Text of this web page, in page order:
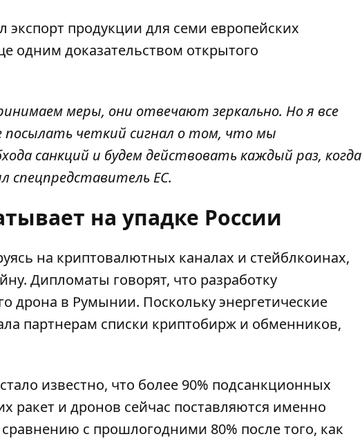
продукции для семи европейских
одним доказательством открытого
меры, они отвечают зеркально. Но я все
четкий сигнал о том, что мы
санкций и будем действовать каждый раз, когда
спецпредставитель ЕС.
на упадке России
на криптовалютных каналах и стейблкоинах,
Дипломаты говорят, что разработку
дрона в Румынии. Поскольку энергетические
партнерам списки криптобирж и обменников,
известно, что более 90% подсанкционных
ракет и дронов сейчас поставляются именно
с прошлогодними 80% после того, как